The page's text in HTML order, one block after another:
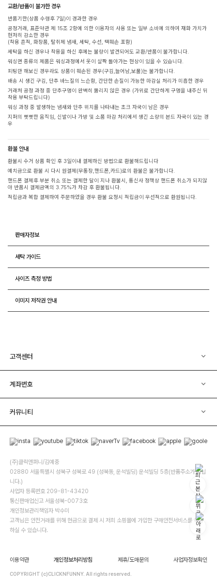
교환/반품이 불가한 경우
반품기한(상품 수령후 7일)이 경과한 경우
공정거래, 표준약관 제 15조 2항에 의한 이용자의 사용 또는 일부 소비에 의하여 재화 가치가
현저히 감소한 경우
(착용 흔적, 화장품, 탈취제 냄새, 세탁, 수선, 택훼손 포함)
세탁을 하신 경우나 착용을 하신 후에는 불량이 발견되어도 교환/반품이 불가합니다.
워싱면 종류의 제품은 워싱과정에서 옷이 살짝 돌아가는 현상이 있을 수 있습니다.
피팅만 해보신 경우라도 상품이 훼손된 경우(구김,늘어남,보풀)는 불가합니다.
배송 시 생긴 구김, 단추 바느질의 느슨함, 간단한 손질이 가능한 마감실 처리가 미흡한 경우
거래처 공정 과정 중 단추구멍이 완벽히 뚫리지 않은 경우 (가위로 간단하게 구멍을 내주신 뒤
착용 부탁드립니다)
워싱 과정 중 발생하는 냄새와 단추 위치를 나타내는 초크 자국이 남은 경우
지퍼의 뻣뻣한 움직임, 신발이나 가방 및 소품 마감 처리에서 생긴 소량의 본드 자국이 있는 경
우
환불 안내
환불시 수거 상품 확인 후 3일이내 결제하신 방법으로 환불해드립니다
예치금으로 환불 시 다시 원결제(무통장,핸드폰,카드)로의 환불은 불가합니다.
핸드폰 결제후 부분 취소 또는 결제한 달이 지나 환불시, 통신사 정책상 핸드폰 취소가 되지않
아 반품시 결제금액의 3.75%가 차감 후 환불됩니다.
적립금과 복합 결제하여 주문하였을 경우 환불 요청시 적립금이 우선적으로 환원됩니다.
판매자정보
세탁 가이드
사이즈 측정 방법
이미지 저작권 안내
고객센터
계좌번호
커뮤니티
(주)클릭앤퍼니/김예중
02880 서울특별시 성북구 성북로 49 (성북동, 운석빌딩) 운석빌딩 5층(반품주소가 아닙
니다.)
사업자 등록번호 209-81-43420
통신판매업신고 서울성북-0073호
개인정보관리책임자 박수미
고객님은 안전거래를 위해 현금으로 결제 시 저희 소핑몰에 가입한 구매안전서비스를 이용
하실 수 있습니다.
이용약관 개인정보처리방침 제휴/도매문의 사업자정보확인
COPYRIGHT (c)CLICKNFUNNY. All rights reserved.